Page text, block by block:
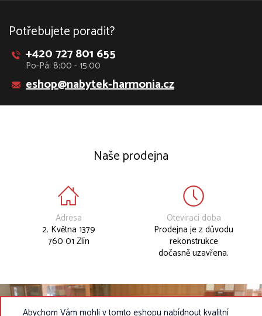
Potřebujete poradit?
+420 727 801 655
Po-Pá: 8:00 - 15:00
eshop@nabytek-harmonia.cz
Naše prodejna
Adresa
2. Května 1379
760 01 Zlín
Otevírací doba
Prodejna je z důvodu
rekonstrukce
dočasně uzavřena.
Abychom Vám mohli v tomto eshopu nabídnout kvalitní